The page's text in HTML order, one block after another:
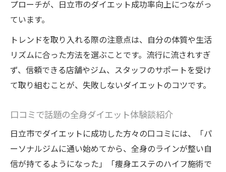
プローチが、日立市のダイエット成功率向上につながっ
ています。
トレンドを取り入れる際の注意点は、自分の体質や生活
リズムに合った方法を選ぶことです。流行に流されすぎ
ず、信頼できる店舗やジム、スタッフのサポートを受け
て取り組むことが、失敗しないダイエットのコツです。
口コミで話題の全身ダイエット体験談紹介
日立市でダイエットに成功した方々の口コミには、「パ
ーソナルジムに通い始めてから、全身のラインが整い自
信が持てるようになった」「痩身エステのハイフ施術で